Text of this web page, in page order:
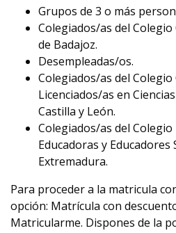
Grupos de 3 o más
Colegiados/as del
de Badajoz.
Desempleadas/os.
Colegiados/as del
Licenciados/as en
Castilla y León.
Colegiados/as del
Educadoras y Educadores
Extremadura.
Para proceder a la matricula
opción: Matrícula con
Matricularme. Dispones de la